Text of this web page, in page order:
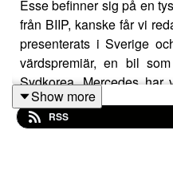
Esse befinner sig på en
från BIIP, kanske får vi
presenterats i Sverige
värdspremiär, en bil
Sydkorea. Mercedes
Brake och Gullin har
imponerande körning
Show more
RSS